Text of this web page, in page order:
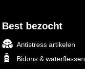
Best bezocht
Antistress artikelen
Bidons & waterflessen